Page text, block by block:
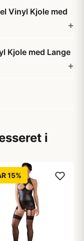
Vinyl Kjole med
Kjole med Lange
i
15%